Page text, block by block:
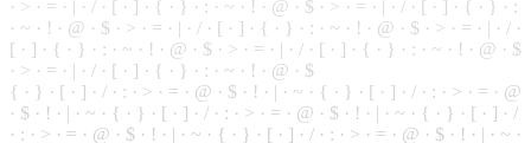
· > · = · | · / · [ · ] · { · } · : · ~ · ! · @ · $ · > · = · | · / · [ · ] · { · } · :
· ~ · ! · @ · $ · > · = · | · / · [ · ] · { · } · : · ~ · ! · @ · $ · > · = · | · / ·
[ · ] · { · } · : · ~ · ! · @ · $ · > · = · | · / · [ · ] · { · } · : · ~ · ! · @ · $
· > · = · | · / · [ · ] · { · } · : · ~ · ! · @ · $
{ · } · [ · ] · / · : · > · = · @ · $ · ! · | · ~ · { · } · [ · ] · / · : · > · = · @
· $ · ! · | · ~ · { · } · [ · ] · / · : · > · = · @ · $ · ! · | · ~ · { · } · [ · ] · /
· : · > · = · @ · $ · ! · | · ~ · { · } · [ · ] · / · : · > · = · @ · $ · ! · | · ~ ·